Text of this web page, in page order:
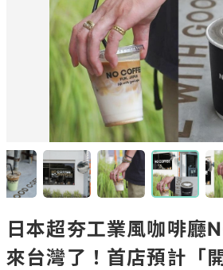
日本超夯工業風咖啡廳
來台灣了！首店預計「